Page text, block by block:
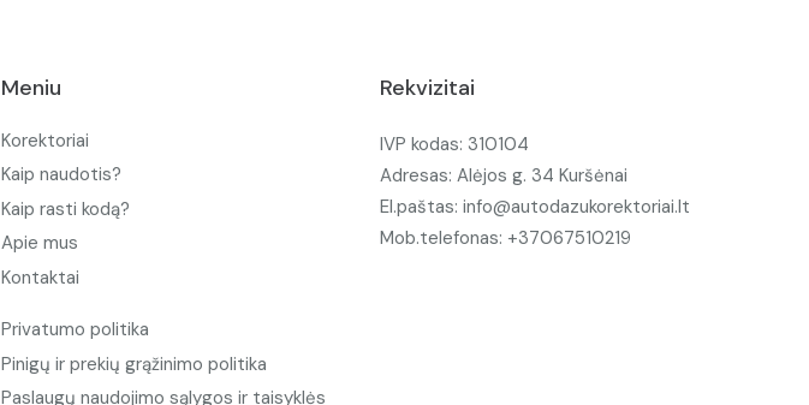
Meniu
Korektoriai
Kaip naudotis?
Kaip rasti kodą?
Apie mus
Kontaktai
Privatumo politika
Pinigų ir prekių grąžinimo politika
Paslaugų naudojimo sąlygos ir taisyklės
Rekvizitai
IVP kodas: 310104
Adresas: Alėjos g. 34 Kuršėnai
El.paštas: info@autodazukorektoriai.lt
Mob.telefonas: +37067510219